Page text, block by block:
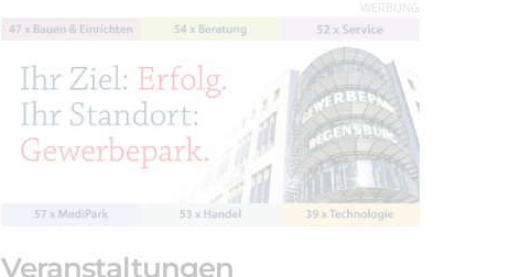
WERBUNG
Veranstaltungen